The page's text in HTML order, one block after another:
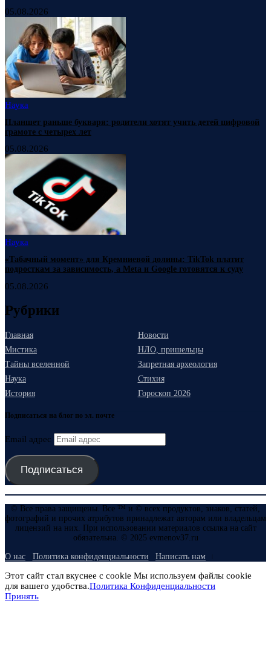
05.08.2026
Наука
Планшет раньше букваря: родители хотят учить детей цифровой
грамоте с четырех лет
05.08.2026
Наука
«Табачный момент» для Кремниевой долины: TikTok платит
подросткам за зависимость, а Meta и Google готовятся к суду
05.08.2026
Рубрики
Главная
Новости
Мистика
НЛО, пришельцы
Тайны вселенной
Запретная археология
Наука
Стихия
История
Гороскоп 2026
Подписаться на блог по эл. почте
Email адрес
Подписаться
© Все права защищены. Все ™ и © всех продуктов, знаков, статей,
фотографий и прочих атрибутов принадлежат авторам или владельцам
лицензий на них. При использовании материалов ссылка на сайт
обязательна. © 2025 evmenov37.ru
О нас Политика конфиденциальности Написать нам
Этот сайт стал вкуснее с cookie Мы используем файлы cookie
для вашего удобства.Политика Конфиденциальности
Принять